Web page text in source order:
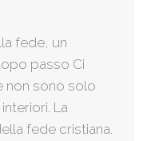
fede, un
passo Ci
non sono solo
La
fede cristiana.